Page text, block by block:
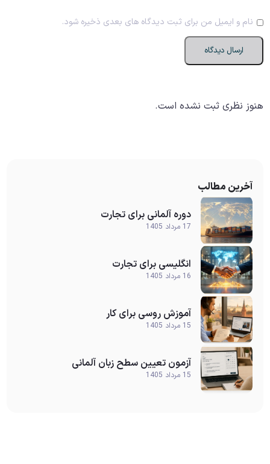
نام و ایمیل من برای ثبت دیدگاه های بعدی ذخیره شود.
هنوز نظری ثبت نشده است.
آخرین مطالب
دوره آلمانی برای تجارت
17 مرداد 1405
انگلیسی برای تجارت
16 مرداد 1405
آموزش روسی برای کار
15 مرداد 1405
آزمون تعیین سطح زبان آلمانی
15 مرداد 1405